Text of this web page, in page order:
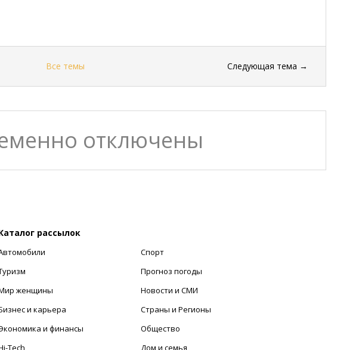
Все темы Следующая тема →
отключены
рассылок
женщины
и карьера
и финансы
Tech
Спорт
Прогноз погоды
Новости и СМИ
Страны и Регионы
Общество
Дом и семья